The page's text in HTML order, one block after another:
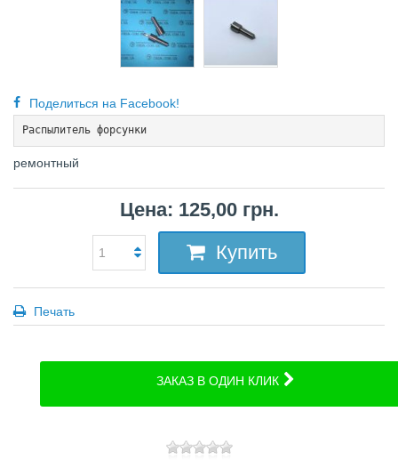
Поделиться на Facebook!
Распылитель форсунки
ремонтный
Цена: 125,00 грн.
Купить
Печать
ЗАКАЗ В ОДИН КЛИК